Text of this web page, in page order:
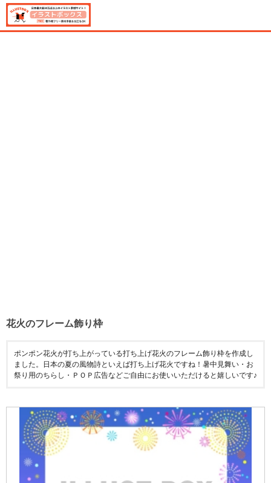
花火のフレーム飾り枠
ポンポン花火が打ち上がっている打ち上げ花火のフレーム飾り枠を作成し
ました。日本の夏の風物詩といえば打ち上げ花火ですね！暑中見舞い・お
祭り用のちらし・ＰＯＰ広告などご自由にお使いいただけると嬉しいです♪